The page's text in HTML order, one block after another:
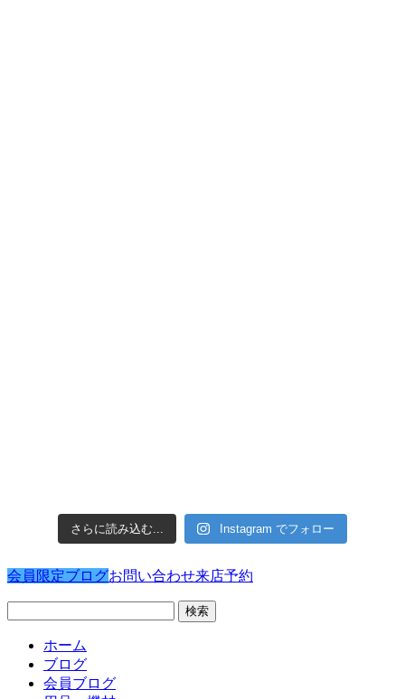
さらに読み込む... Instagram でフォロー
会員限定ブログお問い合わせ来店予約
ホーム
ブログ
会員ブログ